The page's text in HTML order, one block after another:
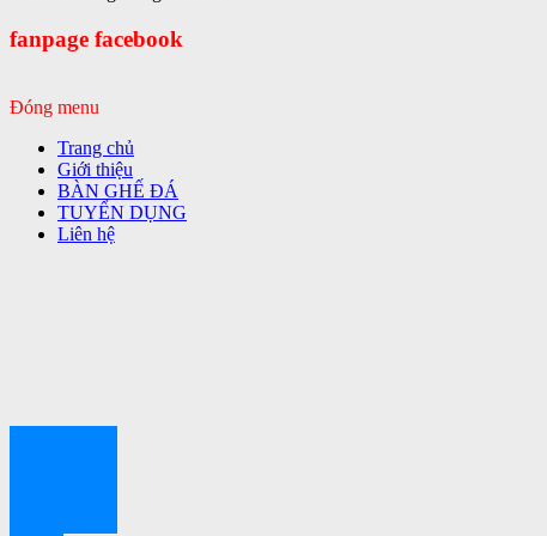
fanpage facebook
Đóng menu
Trang chủ
Giới thiệu
BÀN GHẾ ĐÁ
TUYỂN DỤNG
Liên hệ